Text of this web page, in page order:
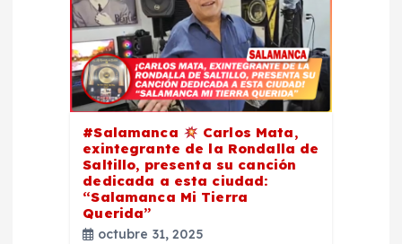
#Salamanca
Carlos Mata,
exintegrante de la Rondalla de
Saltillo, presenta su canción
dedicada a esta ciudad:
“Salamanca Mi Tierra
Querida”
octubre 31, 2025